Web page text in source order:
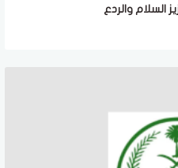
السلام والردع